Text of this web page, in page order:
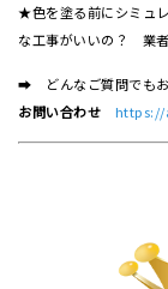
★色を塗る前にシミュ
な工事がいいの？ 業
➡ どんなご質問でもお
お問い合わせ